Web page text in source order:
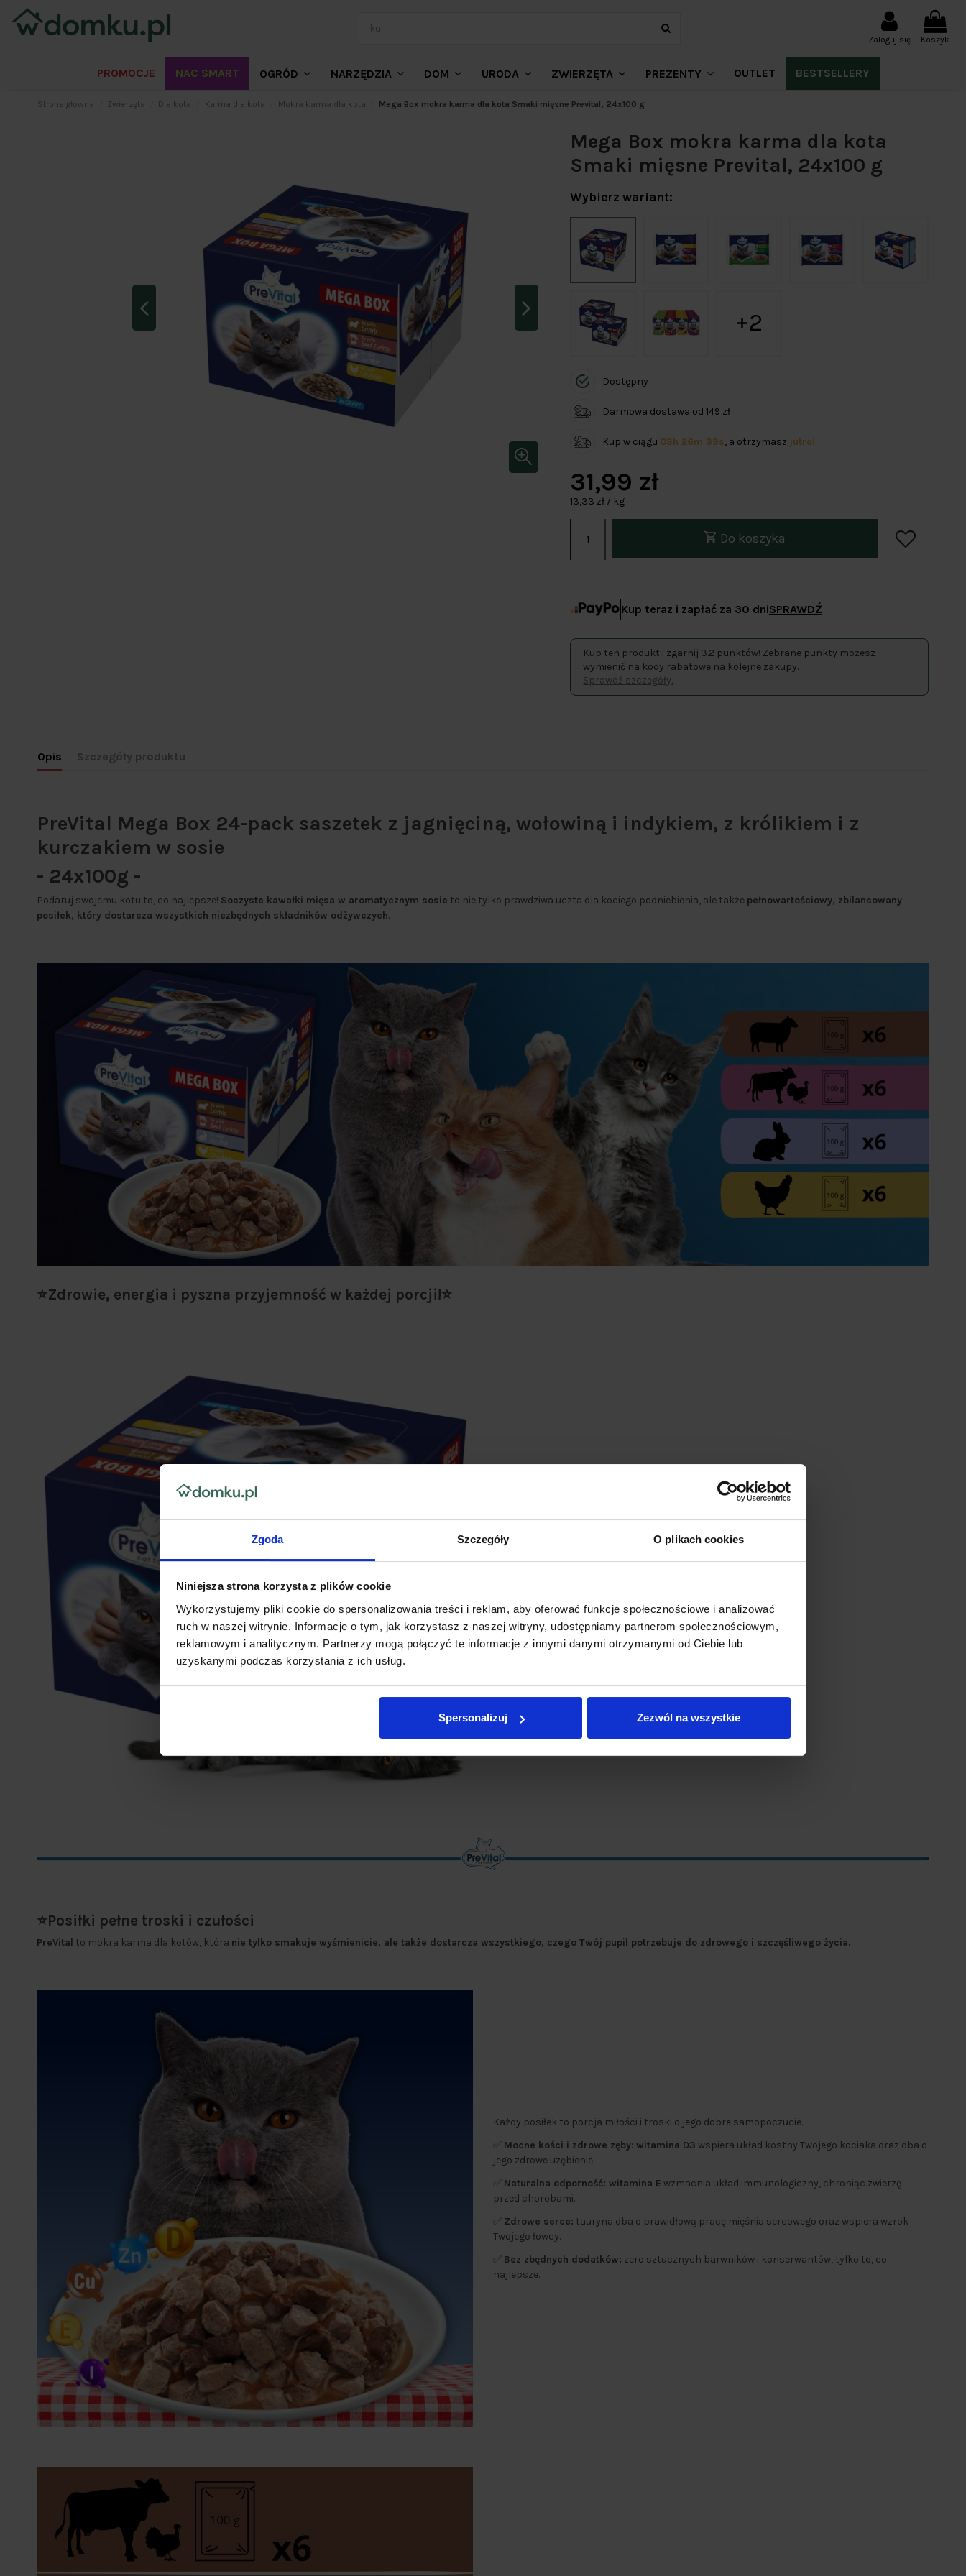
Zgoda Szczegóły O plikach cookies
Niniejsza strona korzysta z plików cookie
Wykorzystujemy pliki cookie do spersonalizowania treści i reklam, aby oferować funkcje społecznościowe i analizować
ruch w naszej witrynie. Informacje o tym, jak korzystasz z naszej witryny, udostępniamy partnerom społecznościowym,
reklamowym i analitycznym. Partnerzy mogą połączyć te informacje z innymi danymi otrzymanymi od Ciebie lub
uzyskanymi podczas korzystania z ich usług.
Spersonalizuj Zezwól na wszystkie
Zaloguj się Koszyk
PROMOCJE NAC SMART OGRÓD NARZĘDZIA DOM URODA ZWIERZĘTA PREZENTY OUTLET BESTSELLERY
Strona główna Zwierzęta Dla kota Karma dla kota Mokra karma dla kota Mega Box mokra karma dla kota Smaki mięsne Prevital, 24x100 g
Mega Box mokra karma dla kota
Smaki mięsne Prevital, 24x100 g
Wybierz wariant:
2
Dostępny
Darmowa dostawa od 149 zł
Kup w ciągu 03h 26m 39s, a otrzymasz jutro!
31,99 zł
13,33 zł / kg
Do koszyka
Kup teraz i zapłać za 30 dniSPRAWDŹ
Kup ten produkt i zgarnij 3.2 punktów! Zebrane punkty możesz
wymienić na kody rabatowe na kolejne zakupy.
Sprawdź szczegóły.
Opis Szczegóły produktu
PreVital Mega Box 24-pack saszetek z jagnięciną, wołowiną i indykiem, z królikiem i z
kurczakiem w sosie
- 24x100g -
Podaruj swojemu kotu to, co najlepsze! Soczyste kawałki mięsa w aromatycznym sosie to nie tylko prawdziwa uczta dla kociego podniebienia, ale także pełnowartościowy, zbilansowany
posiłek, który dostarcza wszystkich niezbędnych składników odżywczych.
⭐Zdrowie, energia i pyszna przyjemność w każdej porcji!⭐
Dwa Mega Boxy Prevital, a w nich:
✅Wołowina i indykiem w sosie 100g- 6 saszetek (łącznie 600g)
✅Królik w sosie 100g- 6 saszetek (łącznie 600g)
⭐Posiłki pełne troski i czułości
PreVital to mokra karma dla kotów, która nie tylko smakuje wyśmienicie, ale także dostarcza wszystkiego, czego Twój pupil potrzebuje do zdrowego i szczęśliwego życia.
Każdy posiłek to porcja miłości i troski o jego dobre samopoczucie.
Mocne kości i zdrowe zęby: witamina D3 wspiera układ kostny Twojego kociaka oraz dba o
jego zdrowe uzębienie.
Naturalna odporność: witamina E wzmacnia układ immunologiczny, chroniąc zwierzę
przed chorobami.
Zdrowe serce: tauryna dba o prawidłową pracę mięśnia sercowego oraz wspiera wzrok
Twojego łowcy.
Bez zbędnych dodatków: zero sztucznych barwników i konserwantów, tylko to, co
najlepsze.